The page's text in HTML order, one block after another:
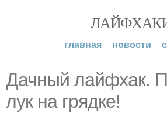
главная новости
Дачный лайфхак.
лук на грядке!